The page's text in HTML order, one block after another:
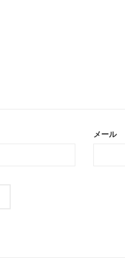
メール